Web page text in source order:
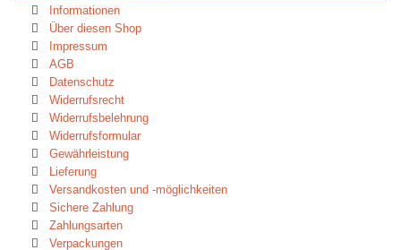
Informationen
Über diesen Shop
Impressum
AGB
Datenschutz
Widerrufsrecht
Widerrufsbelehrung
Widerrufsformular
Gewährleistung
Lieferung
Versandkosten und -möglichkeiten
Sichere Zahlung
Zahlungsarten
Verpackungen